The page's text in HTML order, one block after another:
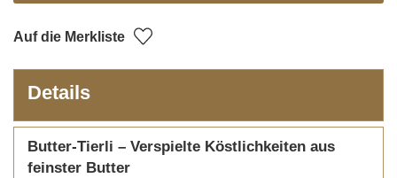
Auf die Merkliste
Details
Butter-Tierli – Verspielte Köstlichkeiten aus
feinster Butter